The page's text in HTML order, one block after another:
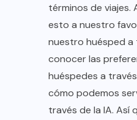
términos de viajes.
esto a nuestro
nuestro huésped a
conocer las
huéspedes a
cómo podemos
través de la IA. Así